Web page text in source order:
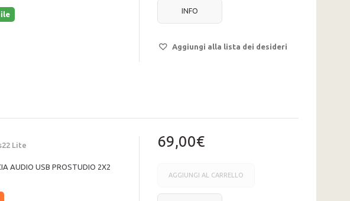
INFO
Aggiungi alla lista dei desideri
Lite
AUDIO USB PROSTUDIO 2X2
69,00€
AGGIUNGI AL CARRELLO